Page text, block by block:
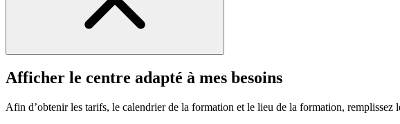
Afficher le centre adapté à mes besoins
Afin d’obtenir les tarifs, le calendrier de la formation et le lieu de la formation, remplissez